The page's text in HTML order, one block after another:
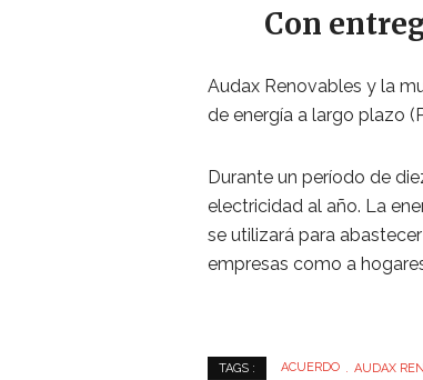
Con
Audax Renovables y la
de energía a largo plazo
Durante un período de
electricidad al año. La
se utilizará para
empresas como a
TAGS : ACUERDO AUDAX